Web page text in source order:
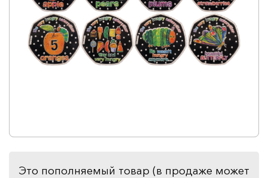
Это пополняемый товар (в продаже может